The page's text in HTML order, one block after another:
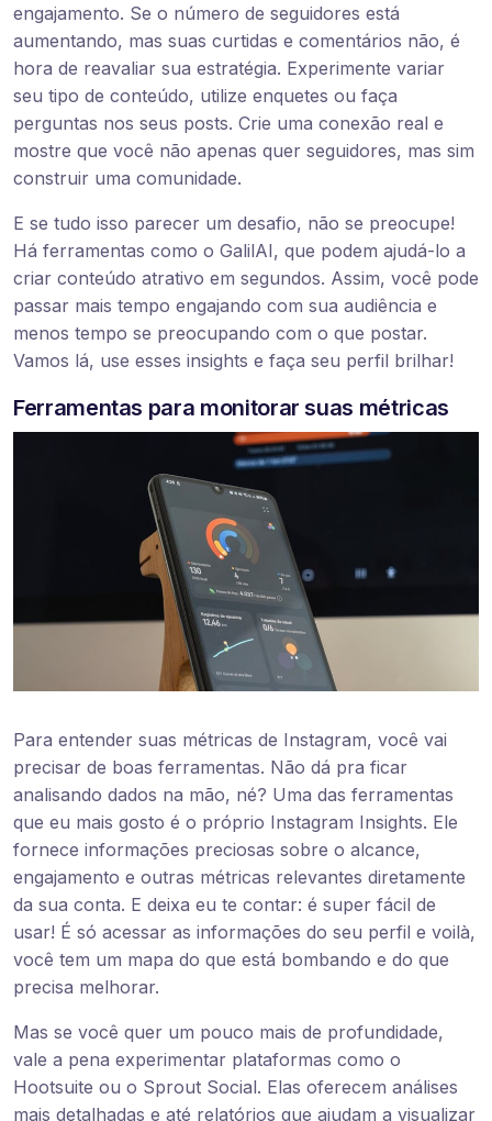
engajamento. Se o número de seguidores está
aumentando, mas suas curtidas e comentários não, é
hora de reavaliar sua estratégia. Experimente variar
seu tipo de conteúdo, utilize enquetes ou faça
perguntas nos seus posts. Crie uma conexão real e
mostre que você não apenas quer seguidores, mas sim
construir uma comunidade.
E se tudo isso parecer um desafio, não se preocupe!
Há ferramentas como o GalilAI, que podem ajudá-lo a
criar conteúdo atrativo em segundos. Assim, você pode
passar mais tempo engajando com sua audiência e
menos tempo se preocupando com o que postar.
Vamos lá, use esses insights e faça seu perfil brilhar!
Ferramentas para monitorar suas métricas
Para entender suas métricas de Instagram, você vai
precisar de boas ferramentas. Não dá pra ficar
analisando dados na mão, né? Uma das ferramentas
que eu mais gosto é o próprio Instagram Insights. Ele
fornece informações preciosas sobre o alcance,
engajamento e outras métricas relevantes diretamente
da sua conta. E deixa eu te contar: é super fácil de
usar! É só acessar as informações do seu perfil e voilà,
você tem um mapa do que está bombando e do que
precisa melhorar.
Mas se você quer um pouco mais de profundidade,
vale a pena experimentar plataformas como o
Hootsuite ou o Sprout Social. Elas oferecem análises
mais detalhadas e até relatórios que ajudam a visualizar